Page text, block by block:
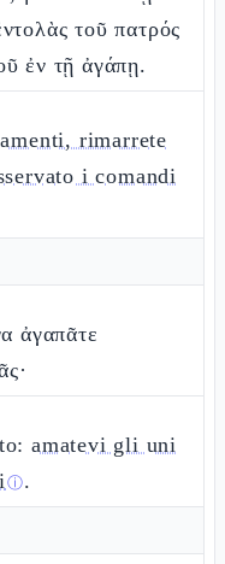
τοῦ πατρός
ἐν τῇ ἀγάπῃ.
rimarrete
i comandi
ἀγαπᾶτε
amatevi gli uni
ⓘ.